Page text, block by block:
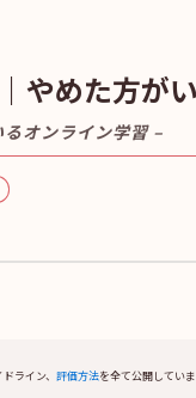
やめた方が
オンライン学習 –
ライン、 評価方法を全て公開していま